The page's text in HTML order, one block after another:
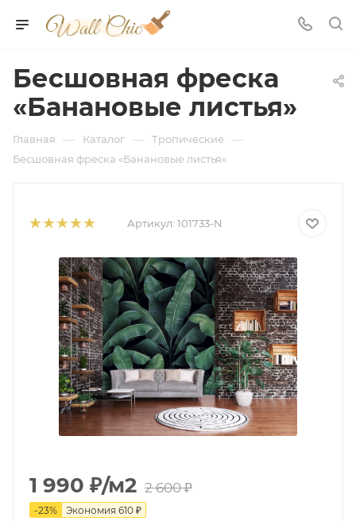
Бесшовная фреска
«Банановые листья»
Главная — Каталог — Тропические —
Бесшовная фреска «Банановые листья»
Артикул: 101733-N
1 990 ₽/м2 2 600₽
-23% Экономия 610 ₽